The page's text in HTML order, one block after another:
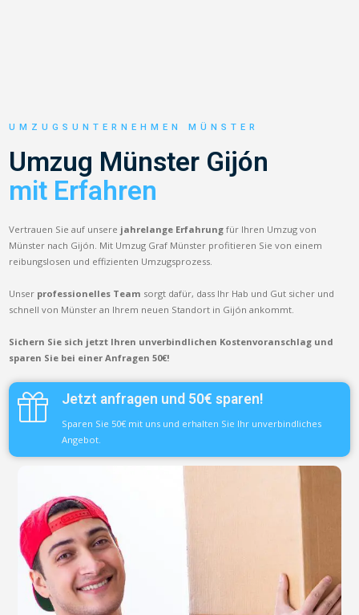
UMZUGSUNTERNEHMEN MÜNSTER
Umzug Münster Gijón
mit Erfahren
Vertrauen Sie auf unsere jahrelange Erfahrung für Ihren Umzug von
Münster nach Gijón. Mit Umzug Graf Münster profitieren Sie von einem
reibungslosen und effizienten Umzugsprozess.
Unser professionelles Team sorgt dafür, dass Ihr Hab und Gut sicher und
schnell von Münster an Ihrem neuen Standort in Gijón ankommt.
Sichern Sie sich jetzt Ihren unverbindlichen Kostenvoranschlag und
sparen Sie bei einer Anfragen 50€!
Jetzt anfragen und 50€ sparen!
Sparen Sie 50€ mit uns und erhalten Sie Ihr unverbindliches
Angebot.